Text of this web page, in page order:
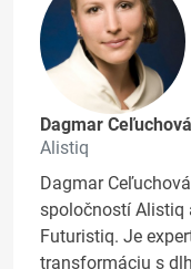
Dagmar
Alistiq
Dagmar
spoločností Alistiq
Futuristiq. Je
transformáciu s